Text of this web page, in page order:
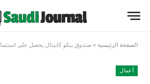
الصفحة الرئيسية » صندوق بيكو كابيتال يحصل على استثمار بقيمة 20 مليون دولار من السعودية للاستثمار الجريء لتعزيز الابتكار في قطاع الشركات الناشئة
أعمال